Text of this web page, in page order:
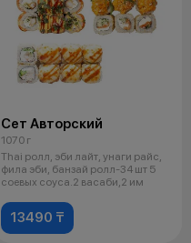
Сет Авторский
1070 г
Thai ролл, эби лайт, унаги райс,
фила эби, банзай ролл-34 шт 5
соевых соуса.2 васаби,2 им
13490 ₸